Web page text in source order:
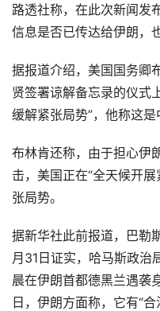
路透社称，在此次新闻发
信息是否已传达给伊朗，
据报道介绍，美国国务卿
贤签署谅解备忘录的仪式
缓解紧张局势”，他称这是
布林肯还称，由于担心伊
击，美国正在“全天候开
张局势。
据新华社此前报道，巴勒
月31日证实，哈马斯政治
晨在伊朗首都德黑兰遇袭
日，伊朗方面称，它有“